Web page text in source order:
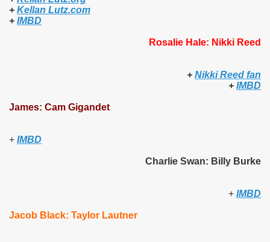
+ Kellan Lutz.com
+ IMBD
Rosalie Hale: Nikki Reed
+ Nikki Reed fan
+ IMBD
James: Cam Gigandet
+ IMBD
Charlie Swan: Billy Burke
+ IMBD
Jacob Black: Taylor Lautner